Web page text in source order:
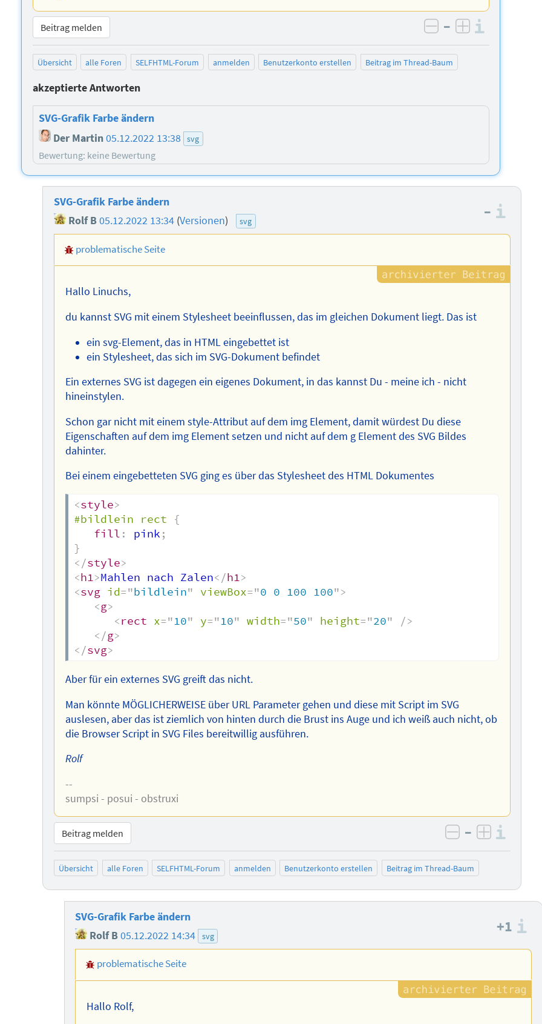
Beitrag melden negativ bewerten
– positiv
Übersicht alle Foren SELFHTML-Forum anmelden Benutzerkonto erstellen Beitrag im Thread-Baum
akzeptierte Antworten
SVG-Grafik Farbe ändern
Der Martin 05.12.2022 13:38 svg
Bewertung: keine Bewertung
SVG-Grafik Farbe ändern
Rolf B05.12.2022 13:34 (Versionen) svg
–
problematische Seite
Hallo Linuchs,
du kannst SVG mit einem Stylesheet beeinflussen, das im gleichen Dokument liegt. Das ist
ein svg-Element, das in HTML eingebettet ist
ein Stylesheet, das sich im SVG-Dokument befindet
Ein externes SVG ist dagegen ein eigenes Dokument, in das kannst Du - meine ich - nicht
hineinstylen.
Schon gar nicht mit einem style-Attribut auf dem img Element, damit würdest Du diese
Eigenschaften auf dem img Element setzen und nicht auf dem g Element des SVG Bildes
dahinter.
Bei einem eingebetteten SVG ging es über das Stylesheet des HTML Dokumentes
<style>
#bildlein rect
{
fill : pink ;
}
</style>
<h1>Mahlen nach Zalen</h1>
<svg id="bildlein" viewBox="0 0 100 100">
<g>
<rect x="10" y="10" width="50" height="20"
/>
</g>
</svg>
Aber für ein externes SVG greift das nicht.
Man könnte MÖGLICHERWEISE über URL Parameter gehen und diese mit Script im SVG
auslesen, aber das ist ziemlich von hinten durch die Brust ins Auge und ich weiß auch nicht, ob
die Browser Script in SVG Files bereitwillig ausführen.
Rolf
--
sumpsi - posui - obstruxi
Beitrag melden negativ
– positiv
Übersicht alle Foren SELFHTML-Forum anmelden Benutzerkonto erstellen Beitrag im Thread-Baum
SVG-Grafik Farbe ändern
Rolf B05.12.2022 14:34 svg
+1
problematische Seite
Hallo Rolf,